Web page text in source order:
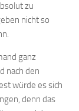
zu
nicht so
ganz
nach den
würde es sich
denn das